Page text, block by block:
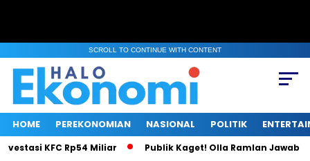
SCROLL TO CONTINUE WITH CONTENT
HOME PEREKONOMIAN NASIONAL POLITIK
KFC Rp54 Miliar Publik Kaget! Olla Ramlan Jawab